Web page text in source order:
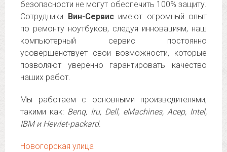
безопасности не могут обеспечить 100% защиту.
Сотрудники Вин-Сервисимеют огромный опыт
по ремонту ноутбуков, следуя инновациям, наш
компьютерный сервис постоянно
усовершенствует свои возможности, которые
позволяют уверенно гарантировать качество
наших работ.
Мы работаем с основными производителями,
такими как: Benq, Iru, Dell, eMachines, Асер, Intel,
IBM и Hewlet-packard.
Новогорская улица